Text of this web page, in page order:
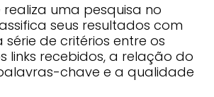
uma pesquisa no
seus resultados com
de critérios entre os
links recebidos, a relação do
chave e a qualidade